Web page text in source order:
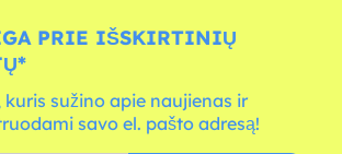
PRIE IŠSKIRTINIŲ
sužino apie naujienas ir
savo el. pašto adresą!